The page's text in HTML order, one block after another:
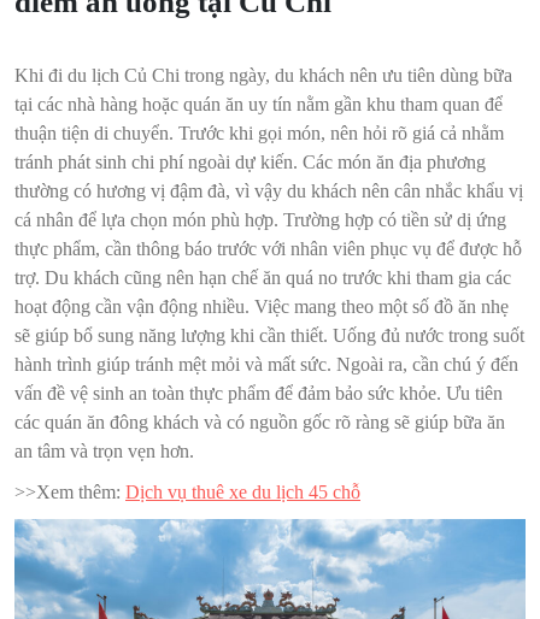
Khi đi du lịch Củ Chi trong ngày, du khách nên ưu tiên dùng bữa
tại các nhà hàng hoặc quán ăn uy tín nằm gần khu tham quan để
thuận tiện di chuyển. Trước khi gọi món, nên hỏi rõ giá cả nhằm
tránh phát sinh chi phí ngoài dự kiến. Các món ăn địa phương
thường có hương vị đậm đà, vì vậy du khách nên cân nhắc khẩu vị
cá nhân để lựa chọn món phù hợp. Trường hợp có tiền sử dị ứng
thực phẩm, cần thông báo trước với nhân viên phục vụ để được hỗ
trợ. Du khách cũng nên hạn chế ăn quá no trước khi tham gia các
hoạt động cần vận động nhiều. Việc mang theo một số đồ ăn nhẹ
sẽ giúp bổ sung năng lượng khi cần thiết. Uống đủ nước trong suốt
hành trình giúp tránh mệt mỏi và mất sức. Ngoài ra, cần chú ý đến
vấn đề vệ sinh an toàn thực phẩm để đảm bảo sức khỏe. Ưu tiên
các quán ăn đông khách và có nguồn gốc rõ ràng sẽ giúp bữa ăn
an tâm và trọn vẹn hơn.
>>Xem thêm: Dịch vụ thuê xe du lịch 45 chỗ